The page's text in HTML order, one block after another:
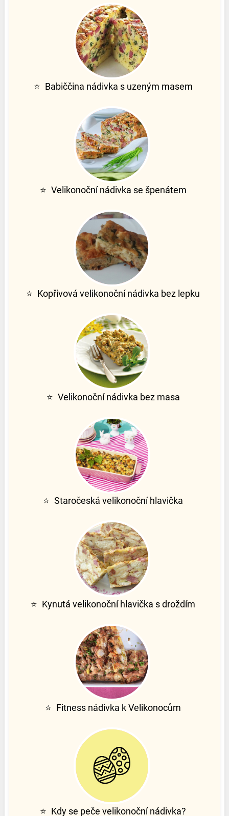
⭐ Babiččina nádivka s uzeným masem
⭐ Velikonoční nádivka se špenátem
⭐ Kopřivová velikonoční nádivka bez lepku
⭐ Velikonoční nádivka bez masa
⭐ Staročeská velikonoční hlavička
⭐ Kynutá velikonoční hlavička s droždím
⭐ Fitness nádivka k Velikonocům
⭐ Kdy se peče velikonoční nádivka?